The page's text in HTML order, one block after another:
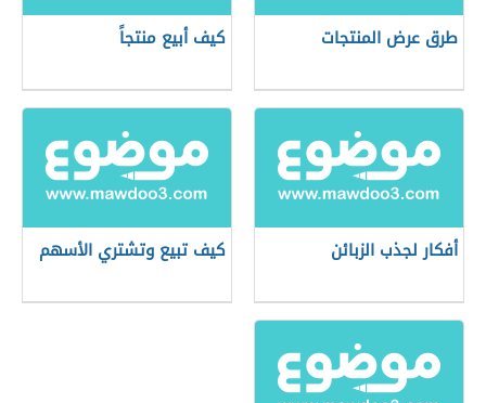
طرق عرض المنتجات كيف أبيع منتجاً
أفكار لجذب الزبائن كيف تبيع وتشتري الأسهم